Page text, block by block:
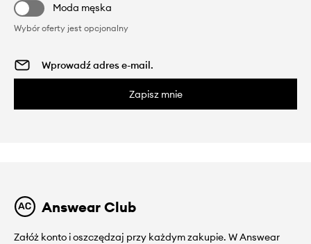
Moda męska
Wybór oferty jest opcjonalny
Zapisz mnie
Answear Club
Załóż konto i oszczędzaj przy każdym zakupie. W Answear